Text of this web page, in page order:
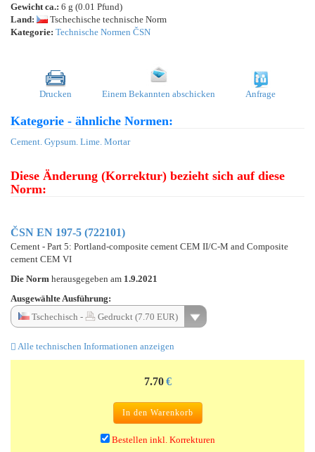
Gewicht ca.: 6 g (0.01 Pfund)
Land:
Tschechische technische Norm
Kategorie: Technische Normen ČSN
Drucken Einem Bekannten abschicken Anfrage
Kategorie - ähnliche Normen:
Cement. Gypsum. Lime. Mortar
Diese Änderung (Korrektur) bezieht sich auf diese
Norm:
ČSN EN 197-5 (722101)
Cement - Part 5: Portland-composite cement CEM II/C-M and Composite
cement CEM VI
Die Norm herausgegeben am 1.9.2021
Ausgewählte Ausführung:
Tschechisch -
Gedruckt (7.70 EUR)
Alle technischen Informationen anzeigen
7.70 €
In den Warenkorb
Bestellen inkl. Korrekturen